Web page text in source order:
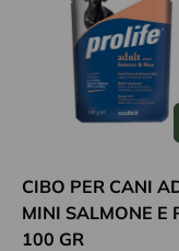
CIBO PER CANI
MINI SALMONE E
100 GR